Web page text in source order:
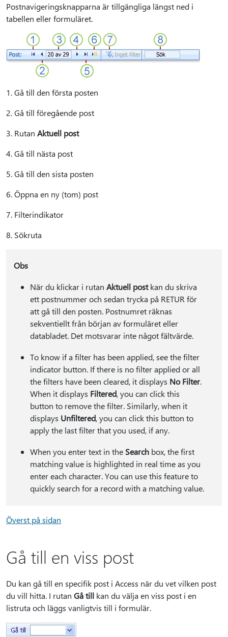
Postnavigeringsknapparna är tillgängliga längst ned i
tabellen eller formuläret.
1. Gå till den första posten
2. Gå till föregående post
3. Rutan Aktuell post
4. Gå till nästa post
5. Gå till den sista posten
6. Öppna en ny (tom) post
7. Filterindikator
8. Sökruta
Obs
När du klickar i rutan Aktuell postkan du skriva
ett postnummer och sedan trycka på RETUR för
att gå till den posten. Postnumret räknas
sekventiellt från början av formuläret eller
databladet. Det motsvarar inte något fältvärde.
To know if a filter has been applied, see the filter
indicator button. If there is no filter applied or all
the filters have been cleared, it displays No Filter.
When it displays Filtered, you can click this
button to remove the filter. Similarly, when it
displays Unfiltered, you can click this button to
apply the last filter that you used, if any.
When you enter text in the Searchbox, the first
matching value is highlighted in real time as you
enter each character. You can use this feature to
quickly search for a record with a matching value.
Överst på sidan
Gå till en viss post
Du kan gå till en specifik post i Access när du vet vilken post
du vill hitta. I rutan Gå till kan du välja en viss post i en
listruta och läggs vanligtvis till i formulär.